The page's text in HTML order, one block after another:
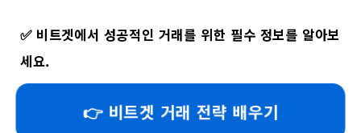
✅ 비트겟에서 성공적인 거래를 위한 필수 정보를 알아보
세요.
👉 비트겟 거래 전략 배우기